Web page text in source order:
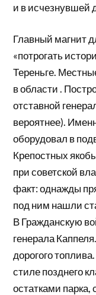
и в исчезнувшей
Главный магнит
«потрогать
Тереньге.
в области .
отставной
вероятнее).
оборудовал в
Крепостных
при советской
факт: однажды
под ним нашли
В Гражданскую
генерала
дорогого
стиле позднего
остатками парка,